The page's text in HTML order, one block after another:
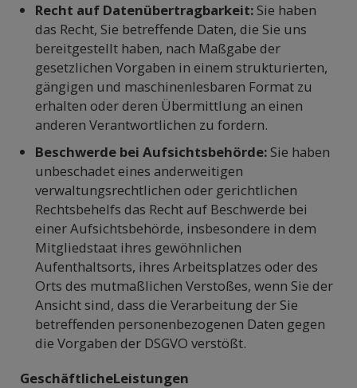
Recht auf Datenübertragbarkeit: Sie haben
das Recht, Sie betreffende Daten, die Sie uns
bereitgestellt haben, nach Maßgabe der
gesetzlichen Vorgaben in einem strukturierten,
gängigen und maschinenlesbaren Format zu
erhalten oder deren Übermittlung an einen
anderen Verantwortlichen zu fordern.
Beschwerde bei Aufsichtsbehörde: Sie haben
unbeschadet eines anderweitigen
verwaltungsrechtlichen oder gerichtlichen
Rechtsbehelfs das Recht auf Beschwerde bei
einer Aufsichtsbehörde, insbesondere in dem
Mitgliedstaat ihres gewöhnlichen
Aufenthaltsorts, ihres Arbeitsplatzes oder des
Orts des mutmaßlichen Verstoßes, wenn Sie der
Ansicht sind, dass die Verarbeitung der Sie
betreffenden personenbezogenen Daten gegen
die Vorgaben der DSGVO verstößt.
GeschäftlicheLeistungen